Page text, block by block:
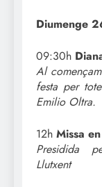
Diumenge
09:30h
Al
festa per
Emilio Oltra.
12h Missa
Presidida
Llutxent